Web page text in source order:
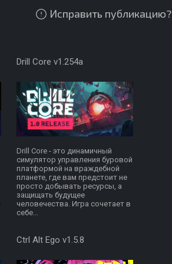
Исправить публикацию?
Drill Core v1.254a
Drill Core - это динамичный
симулятор управления буровой
платформой на враждебной
планете, где вам предстоит не
просто добывать ресурсы, а
защищать будущее
человечества. Игра сочетает в
себе...
Ctrl Alt Ego v1.5.8